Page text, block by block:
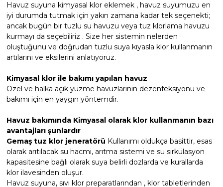
e Pool Expert
Havuz Filtre
Havuz Kış Kimyasalı
Kalsiyum Hipoklorit
Süper Pool
Tuz
Temizleyici
Bahçe Havuz
Havuz Robotu Yedek
Dezenfeksiyon
Havuz Güvenlik
Havuz suyuna kimyasal klor eklemek , havuz suyumuzu en
iyi durumda tutmak için yakın zamana kadar tek seçenekti;
ancak bugün bir tuzlu su havuzu veya tuz klorlama havuzu
kurmayı da seçebiliriz . Size her sistemin nelerden
oluştuğunu ve doğrudan tuzlu suya kıyasla klor kullanmanın
artılarını ve eksilerini anlatıyoruz.
Kimyasal klor ile bakımı yapılan havuz
Özel ve halka açık yüzme havuzlarının dezenfeksiyonu ve
bakımı için en yaygın yöntemdir.
Havuz bakımında Kimyasal olarak klor kullanmanın bazı
avantajları şunlardır
Gemaş tuz klor jeneratörü Kullanımı oldukça basittir, esas
olarak arıtılacak su hacmi, arıtma sistemi ve su sirkülasyon
kapasitesine bağlı olarak suya belirli dozlarda ve kurallarda
klor ilavesinden oluşur.
Havuz suyuna, sıvı klor preparatlarından , klor tabletlerinden